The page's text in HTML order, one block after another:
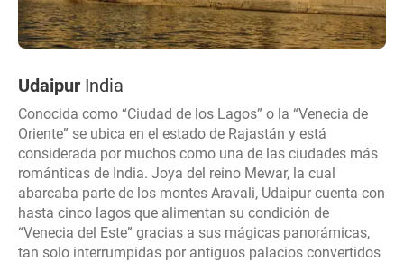
Udaipur India
Conocida como “Ciudad de los Lagos” o la “Venecia de
Oriente” se ubica en el estado de Rajastán y está
considerada por muchos como una de las ciudades más
románticas de India. Joya del reino Mewar, la cual
abarcaba parte de los montes Aravali, Udaipur cuenta con
hasta cinco lagos que alimentan su condición de
“Venecia del Este” gracias a sus mágicas panorámicas,
tan solo interrumpidas por antiguos palacios convertidos